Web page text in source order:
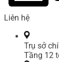
Liên hệ
Trụ sở
Tầng 12